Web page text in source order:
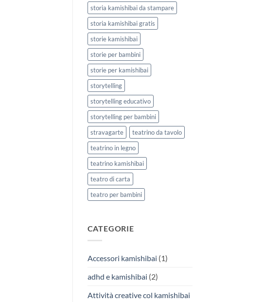
storia kamishibai da stampare
storia kamishibai gratis
storie kamishibai
storie per bambini
storie per kamishibai
storytelling
storytelling educativo
storytelling per bambini
stravagarte
teatrino da tavolo
teatrino in legno
teatrino kamishibai
teatro di carta
teatro per bambini
CATEGORIE
Accessori kamishibai (1)
adhd e kamishibai (2)
Attività creative col kamishibai